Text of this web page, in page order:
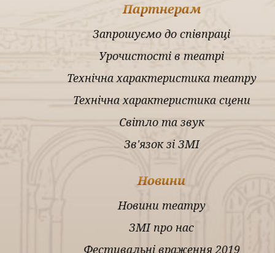
Партнерам
Запрошуємо до співпраці
Урочистості в театрі
Технічна характеристика театру
Технічна характеристика сцени
Світло та звук
Зв'язок зі ЗМІ
Новини
Новини театру
ЗМІ про нас
Фестивальні враження 2019